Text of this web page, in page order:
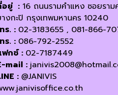
อยู่ : 16 ถนนรามคำแหง ซอยรา
งกะปิ กรุงเทพมหานคร 10240
ร. : 02-3183655 , 081-866-
ร. : 086-792-2552
กซ์ : 02-7187449
mail :
: @JANIVIS